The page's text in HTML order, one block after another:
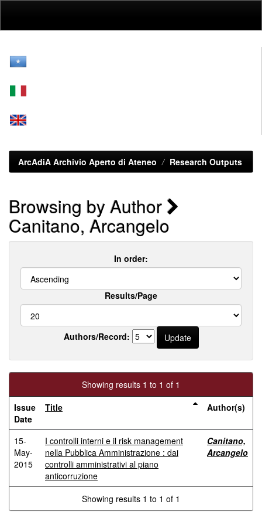
ArcAdiA Archivio Aperto di Ateneo Research Outputs
Browsing by Author
Canitano, Arcangelo
In order:
Results/Page
Authors/Record:
Showing results 1 to 1 of 1
Issue
Date
Title Author(s)
15-
May-
2015
I controlli interni e il risk management
nella Pubblica Amministrazione : dai
controlli amministrativi al piano
anticorruzione
Canitano,
Arcangelo
Showing results 1 to 1 of 1